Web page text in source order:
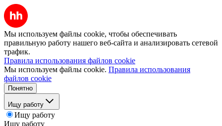
Мы используем файлы cookie, чтобы обеспечивать
правильную работу нашего веб-сайта и анализировать сетевой
трафик.
Правила использования файлов cookie
Мы используем файлы cookie. Правила использования
файлов cookie
Понятно
Ищу работу
Ищу работу
Ищу работу